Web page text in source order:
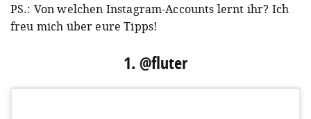
PS.: Von welchen Instagram-Accounts lernt ihr? Ich
freu mich über eure Tipps!
1. @fluter